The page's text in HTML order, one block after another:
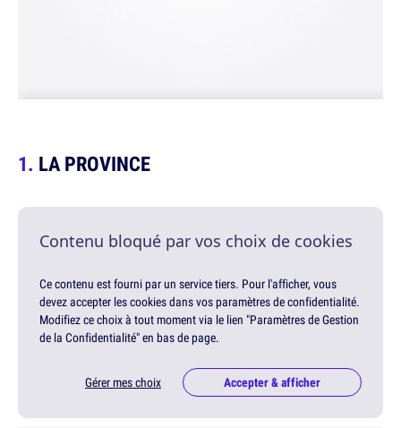
LA PROVINCE
Contenu bloqué par vos choix de cookies
Ce contenu est fourni par un service tiers. Pour l'afficher, vous
devez accepter les cookies dans vos paramètres de confidentialité.
Modifiez ce choix à tout moment via le lien "Paramètres de Gestion
de la Confidentialité" en bas de page.
Gérer mes choix Accepter & afficher